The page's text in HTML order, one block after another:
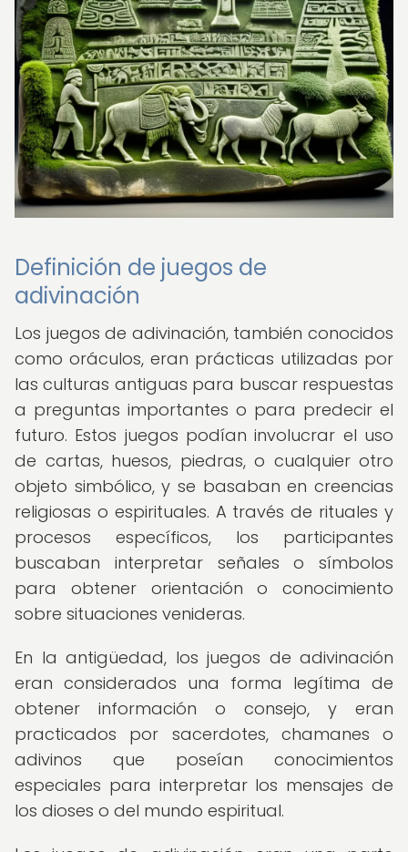
Definición de juegos de
adivinación
Los juegos de adivinación, también conocidos
como oráculos, eran prácticas utilizadas por
las culturas antiguas para buscar respuestas
a preguntas importantes o para predecir el
futuro. Estos juegos podían involucrar el uso
de cartas, huesos, piedras, o cualquier otro
objeto simbólico, y se basaban en creencias
religiosas o espirituales. A través de rituales y
procesos específicos, los participantes
buscaban interpretar señales o símbolos
para obtener orientación o conocimiento
sobre situaciones venideras.
En la antigüedad, los juegos de adivinación
eran considerados una forma legítima de
obtener información o consejo, y eran
practicados por sacerdotes, chamanes o
adivinos que poseían conocimientos
especiales para interpretar los mensajes de
los dioses o del mundo espiritual.